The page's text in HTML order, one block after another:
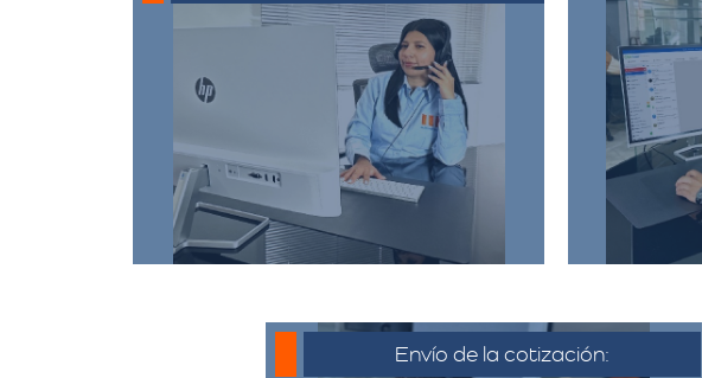
Para iniciar el proceso de solicitud
de cotización, puede
comunicarse a través de
whatsapp haciendo click en
cotizar.​
Debe
y
Envío de la cotización: